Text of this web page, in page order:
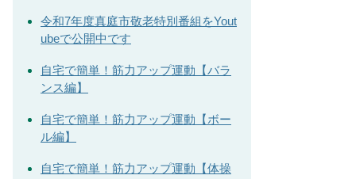
令和7年度真庭市敬老特別番組をYout
ubeで公開中です
自宅で簡単！筋力アップ運動【バラ
ンス編】
自宅で簡単！筋力アップ運動【ボー
ル編】
自宅で簡単！筋力アップ運動【体操